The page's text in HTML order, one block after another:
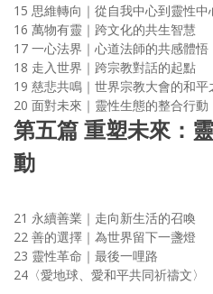
15 思維轉向｜從自我中心到靈性中
16 萬物有靈｜跨文化的共生智慧
17 一心法界｜心道法師的共感體悟
18 走入世界｜跨宗教對話的起點
19 慈悲共鳴｜世界宗教大會的和平
20 面對未來｜靈性生態的整合行動
第五篇 重塑未來：
動
21 永續善業｜走向新生活的召喚
22 善的選擇｜為世界留下一盞燈
23 靈性革命｜最後一哩路
24〈愛地球、愛和平共同祈禱文〉